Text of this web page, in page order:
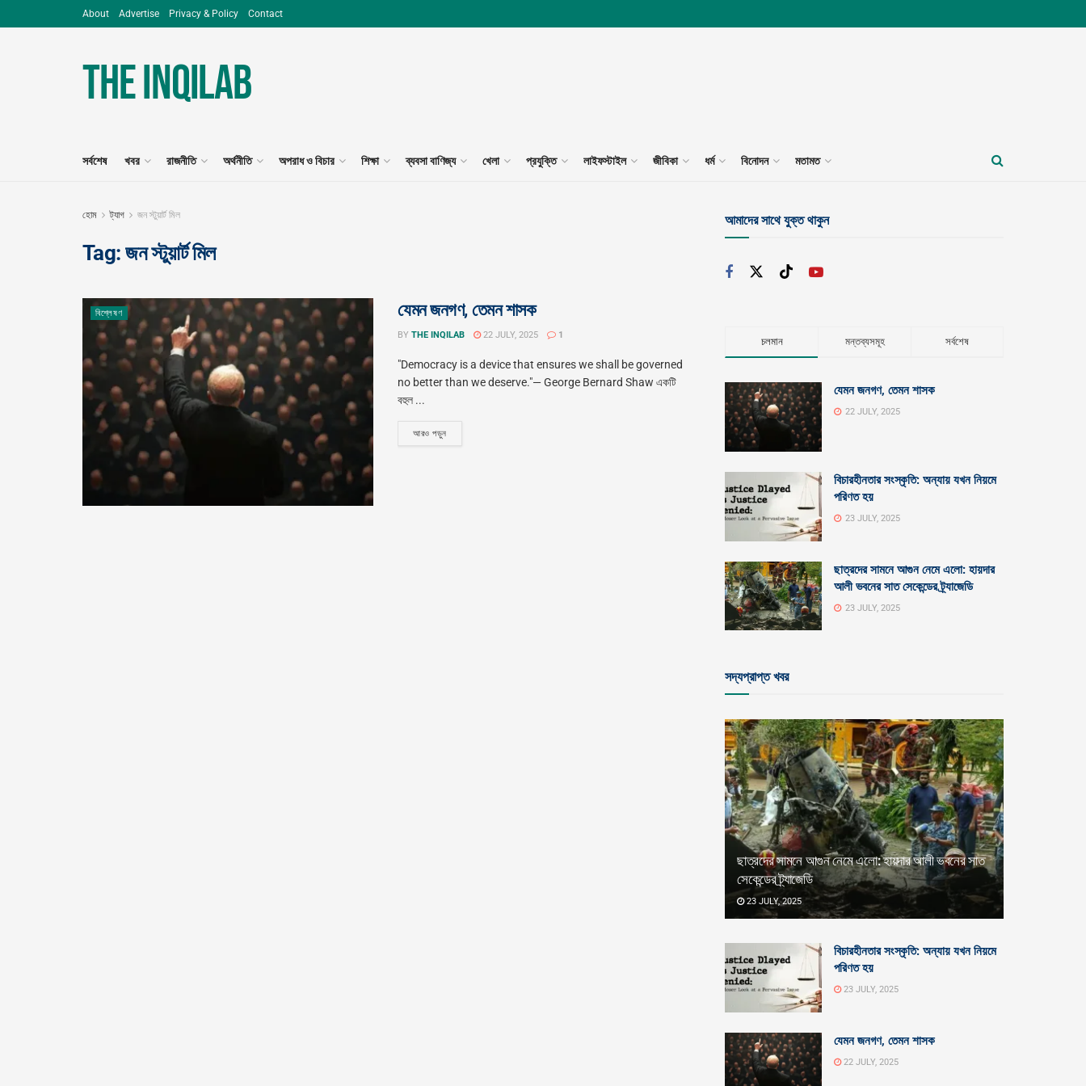
About Advertise Privacy & Policy Contact
The Inqilab
সর্বশেষ খবর রাজনীতি অর্থনীতি অপরাধ ও বিচার শিক্ষা ব্যবসা বাণিজ্য খেলা প্রযুক্তি লাইফস্টাইল জীবিকা ধর্ম বিনোদন মতামত
হোম ট্যাগ জন স্টুয়ার্ট মিল
Tag:জন স্টুয়ার্ট মিল
বিশ্লেষণ যেমন জনগণ, তেমন শাসক
BY THE INQILAB 22 JULY, 2025 1
"Democracy is a device that ensures we shall be governed
no better than we deserve."— George Bernard Shaw একটি
বহুল ...
আরও পড়ুনDETAILS
আমাদের সাথে যুক্ত থাকুন
চলমান মন্তব্যসমূহ সর্বশেষ
যেমন জনগণ, তেমন শাসক
22 JULY, 2025
বিচারহীনতার সংস্কৃতি: অন্যায় যখন নিয়মে
পরিণত হয়
23 JULY, 2025
ছাত্রদের সামনে আগুন নেমে এলো: হায়দার
আলী ভবনের সাত সেকেন্ডের ট্র্যাজেডি
23 JULY, 2025
সদ্যপ্রাপ্ত খবর
ছাত্রদের সামনে আগুন নেমে এলো: হায়দার আলী ভবনের সাত
সেকেন্ডের ট্র্যাজেডি
23 JULY, 2025
বিচারহীনতার সংস্কৃতি: অন্যায় যখন নিয়মে
পরিণত হয়
23 JULY, 2025
যেমন জনগণ, তেমন শাসক
22 JULY, 2025